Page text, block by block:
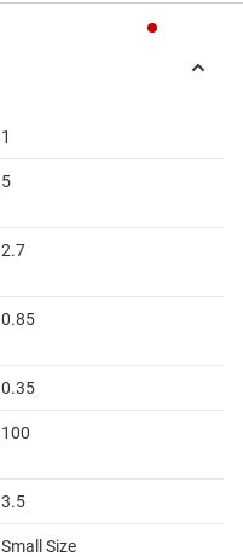
1
5
2.7
0.85
0.35
100
3.5
Small Size